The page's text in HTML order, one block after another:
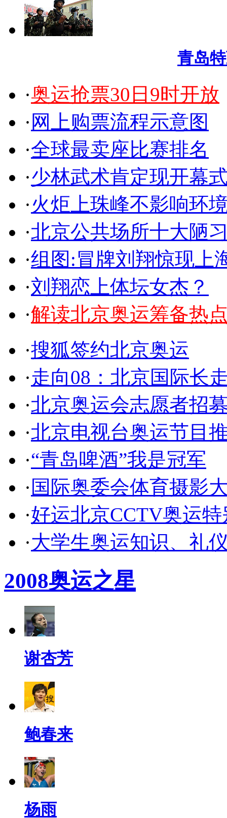
青岛
·奥运抢票30日9时开放
· 网上购票流程示意图
·全球最卖座比赛排名
·少林武术肯定现开幕
·火炬上珠峰不影响环
·北京公共场所十大陋
·组图:冒牌刘翔惊现上
·刘翔恋上体坛女杰？
·解读北京奥运筹备热
·搜狐签约北京奥运
·走向08：北京国际长
·北京奥运会志愿者招
·北京电视台奥运节目
·“青岛啤酒”我是冠军
· 国际奥委会体育摄影
·好运北京CCTV奥运
·大学生奥运知识、礼
2008奥运之星
谢杏芳
鲍春来
杨雨